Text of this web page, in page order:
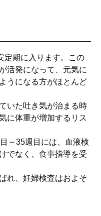
定期に入ります。この
活発になって、元気に
うになる方がほとんど
いた吐き気が治まる時
に体重が増加するリス
～35週目には、血液検
でなく、食事指導を受
れ、妊婦検査はおよそ